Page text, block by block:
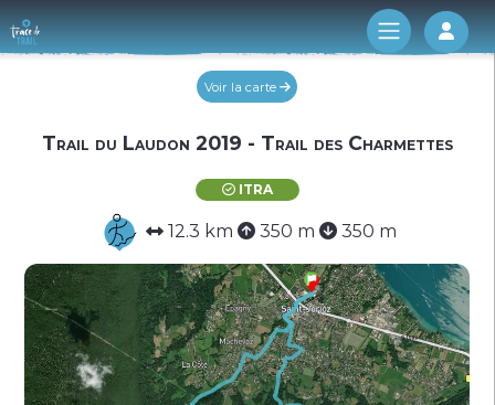
Log
Voir la carte
Trail du Laudon 2019 - Trail des Charmettes
ITRA
12.3 km 350 m 350 m